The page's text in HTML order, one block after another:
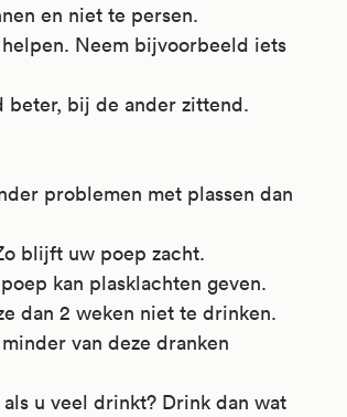
en niet te persen.
Neem bijvoorbeeld iets
beter, bij de ander zittend.
problemen met plassen dan
blijft uw poep zacht.
kan plasklachten geven.
dan 2 weken niet te drinken.
van deze dranken
u veel drinkt? Drink dan wat